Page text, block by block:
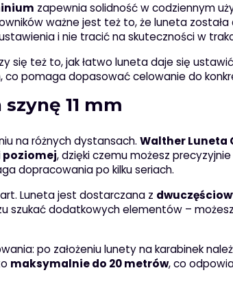
zapewnia solidność w codziennym
ważne jest też to, że luneta została
i nie tracić na skuteczności w
się też to, jak łatwo luneta daje się
pomaga dopasować celowanie do
11 mm
na różnych dystansach. Walther Luneta
poziomej, dzięki czemu możesz
dopracowania po kilku seriach.
Luneta jest dostarczana z
szukać dodatkowych elementów –
po założeniu lunety na karabinek
maksymalnie do 20 metrów, co